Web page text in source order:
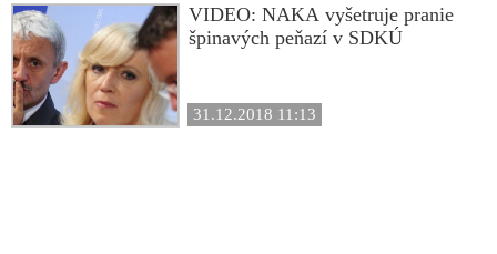
VIDEO: NAKA vyšetruje pranie
špinavých peňazí v SDKÚ
31.12.2018 11:13